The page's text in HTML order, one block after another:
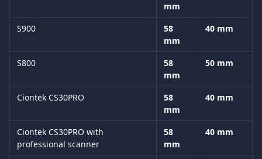
mm
S900
58
mm
40 mm
S800
58
mm
50 mm
Ciontek CS30PRO
58
mm
40 mm
Ciontek CS30PRO with
professional scanner
58
mm
40 mm